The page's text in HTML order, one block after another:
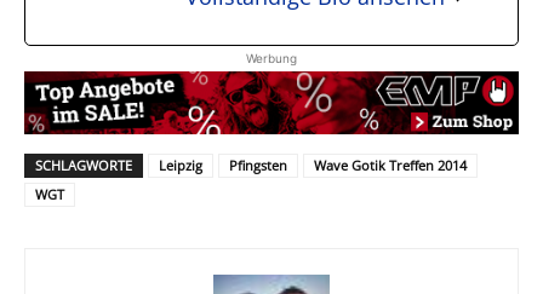
Werbung
SCHLAGWORTE Leipzig Pfingsten
Wave Gotik Treffen 2014
WGT